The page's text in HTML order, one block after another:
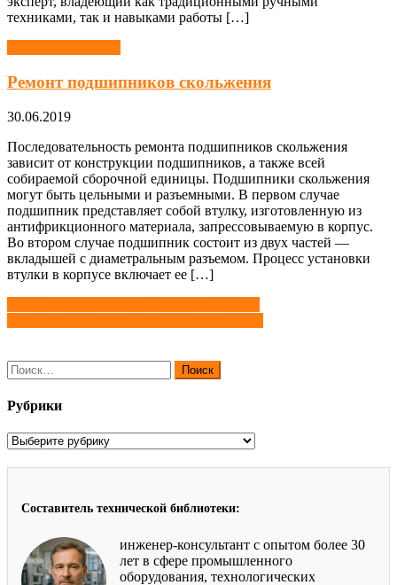
техниками, так и навыками работы […]
Ремонт подшипников скольжения
30.06.2019
Последовательность ремонта подшипников скольжения
зависит от конструкции подшипников, а также всей
собираемой сборочной единицы. Подшипники скольжения
могут быть цельными и разъемными. В первом случае
подшипник представляет собой втулку, изготовленную из
антифрикционного материала, запрессовываемую в корпус.
Во втором случае подшипник состоит из двух частей —
вкладышей с диаметральным разъемом. Процесс установки
втулки в корпусе включает ее […]
Навигация
по
записям
Найти:
Рубрики
Рубрики
Составитель технической библиотеки:
инженер-консультант с опытом более 30
лет в сфере промышленного
оборудования, технологических